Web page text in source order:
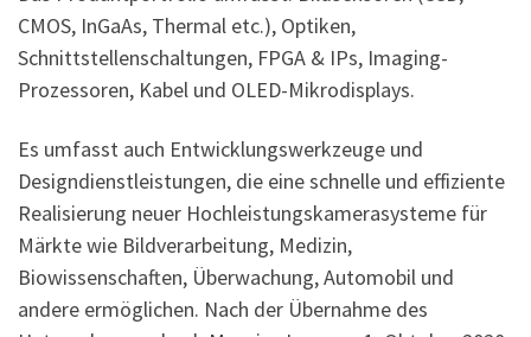
CMOS, InGaAs, Thermal etc.), Optiken,
Schnittstellenschaltungen, FPGA & IPs, Imaging-
Prozessoren, Kabel und OLED-Mikrodisplays.
Es umfasst auch Entwicklungswerkzeuge und
Designdienstleistungen, die eine schnelle und effiziente
Realisierung neuer Hochleistungskamerasysteme für
Märkte wie Bildverarbeitung, Medizin,
Biowissenschaften, Überwachung, Automobil und
andere ermöglichen. Nach der Übernahme des